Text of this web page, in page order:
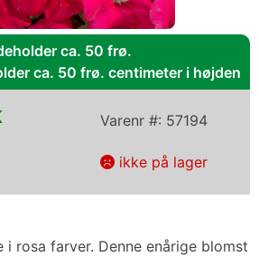
i rosa farver. Denne enårige blomst
Varenr #: 57194
ikke på lager
ca. 50 frø.
ca. 50 frø. centimeter i højden